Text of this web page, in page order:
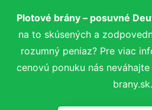
Plotové brány – posuvné
na to skúsených a
rozumný peniaz? Pre viac
cenovú ponuku nás
brany.sk.